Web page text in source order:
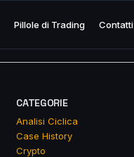
Pillole di Trading Contatti
CATEGORIE
Analisi Ciclica
Case History
Crypto